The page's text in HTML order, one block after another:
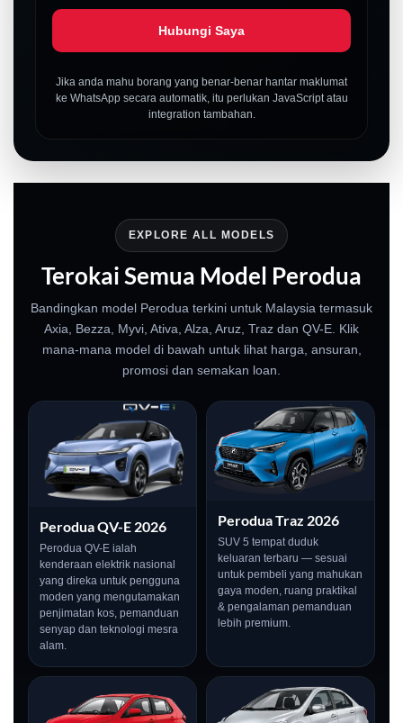
Hubungi Saya
Jika anda mahu borang yang benar-benar hantar maklumat
ke WhatsApp secara automatik, itu perlukan JavaScript atau
integration tambahan.
EXPLORE ALL MODELS
Terokai Semua Model Perodua
Bandingkan model Perodua terkini untuk Malaysia termasuk
Axia, Bezza, Myvi, Ativa, Alza, Aruz, Traz dan QV-E. Klik
mana-mana model di bawah untuk lihat harga, ansuran,
promosi dan semakan loan.
Perodua QV-E 2026
Perodua QV-E ialah
kenderaan elektrik nasional
yang direka untuk pengguna
moden yang mengutamakan
penjimatan kos, pemanduan
senyap dan teknologi mesra
alam.
Perodua Traz 2026
SUV 5 tempat duduk
keluaran terbaru — sesuai
untuk pembeli yang mahukan
gaya moden, ruang praktikal
& pengalaman pemanduan
lebih premium.